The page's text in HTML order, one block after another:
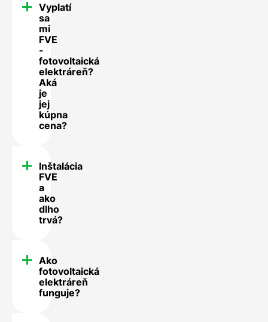
Vyplatí
sa
mi
FVE
-
fotovoltaická
elektráreň?
Aká
je
jej
kúpna
cena?
Inštalácia
FVE
a
ako
dlho
trvá?
Ako
fotovoltaická
elektráreň
funguje?